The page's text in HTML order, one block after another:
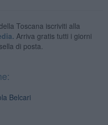
Toscana iscriviti alla
Arriva gratis tutti i giorni
di posta.
Belcari